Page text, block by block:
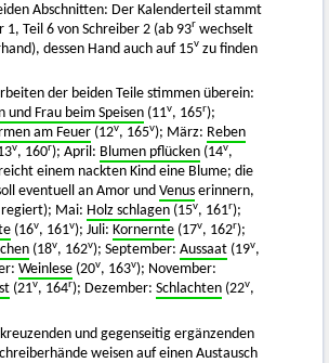
Abschnitten: Der Kalenderteil stammt
1, Teil 6 von Schreiber 2 (ab 93r wechselt
dessen Hand auch auf 15v zu finden
der beiden Teile stimmen überein:
und Frau beim Speisen (11v, 165r);
am Feuer (12v, 165v); März: Reben
v, 160r); April: Blumen pflücken (14v,
einem nackten Kind eine Blume; die
eventuell an Amor und Venus erinnern,
Mai: Holz schlagen (15v, 161r);
(16v, 161v); Juli: Kornernte (17v, 162r);
(18v, 162v); September: Aussaat (19v,
Weinlese (20v, 163v); November:
(21v, 164r); Dezember: Schlachten (22v,
und gegenseitig ergänzenden
weisen auf einen Austausch